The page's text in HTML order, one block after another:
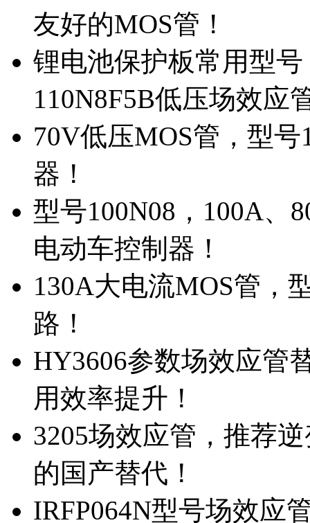
友好的MOS管！
锂电池保护板常用型
110N8F5B低压场效应
70V低压MOS管，型
器！
型号100N08，100A、
电动车控制器！
130A大电流MOS管，
路！
HY3606参数场效应管
用效率提升！
3205场效应管，推荐
的国产替代！
IRFP064N型号场效应